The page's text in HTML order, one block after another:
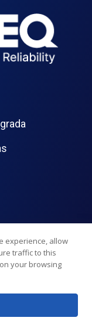
experience, allow
traffic to this
your browsing